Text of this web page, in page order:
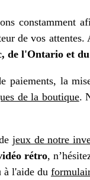
constamment
de vos attentes.
de l'Ontario et
paiements, la
de la boutique.
jeux de notre
rétro,
à l'aide du